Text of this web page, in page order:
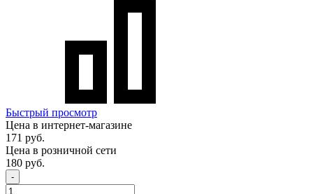
Быстрый просмотр
Цена в интернет-магазине
171 руб.
Цена в розничной сети
180 руб.
-